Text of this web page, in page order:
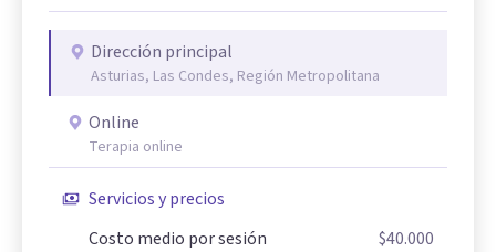
Dirección principal
Asturias, Las Condes, Región Metropolitana
Online
Terapia online
Servicios y precios
Costo medio por sesión
$40.000